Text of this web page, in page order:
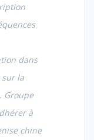
dans
sur la
Groupe
à
chine